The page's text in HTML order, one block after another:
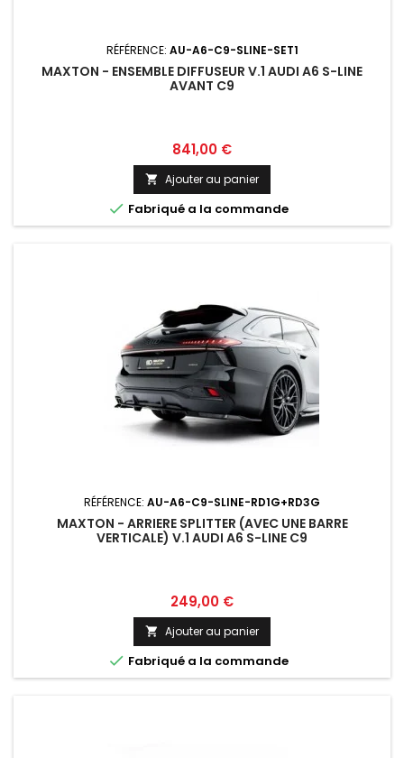
RÉFÉRENCE: AU-A6-C9-SLINE-SET1
MAXTON - ENSEMBLE DIFFUSEUR V.1 AUDI A6 S-LINE
AVANT C9
Prix
841,00 €
 Ajouter au panier
 Fabriqué a la commande
RÉFÉRENCE: AU-A6-C9-SLINE-RD1G+RD3G
MAXTON - ARRIERE SPLITTER (AVEC UNE BARRE
VERTICALE) V.1 AUDI A6 S-LINE C9
Prix
249,00 €
 Ajouter au panier
 Fabriqué a la commande